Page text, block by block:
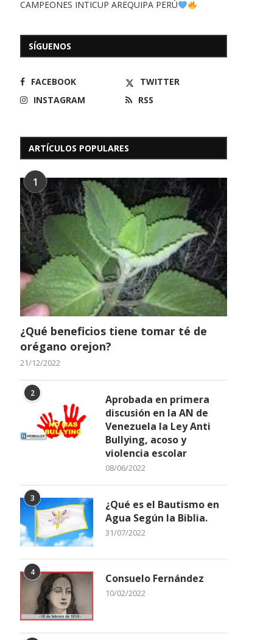
13/07/2026
Clark, expresó sus
29/06/2026
CAMPEONES INTICUP AREQUIPA PERÚ
SÍGUENOS
FACEBOOK
TWITTER
INSTAGRAM
RSS
ARTÍCULOS POPULARES
1
¿Qué beneficios tiene tomar té de
orégano orejon?
21/12/2022
2
Aprobada en primera
discusión en la AN de
Venezuela la Ley Anti
Bullying, acoso y
violencia escolar
08/06/2022
3
¿Qué es el Bautismo en
Agua Según la Biblia.
31/07/2022
4 Consuelo Fernández
10/02/2022